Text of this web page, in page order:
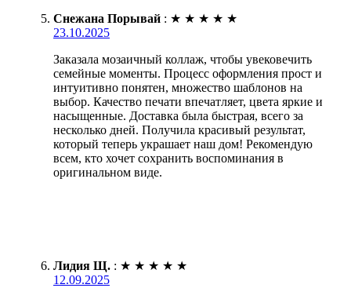
Снежана Порывай : ★ ★ ★ ★ ★
23.10.2025
Заказала мозаичный коллаж, чтобы увековечить
семейные моменты. Процесс оформления прост и
интуитивно понятен, множество шаблонов на
выбор. Качество печати впечатляет, цвета яркие и
насыщенные. Доставка была быстрая, всего за
несколько дней. Получила красивый результат,
который теперь украшает наш дом! Рекомендую
всем, кто хочет сохранить воспоминания в
оригинальном виде.
Лидия Щ. : ★ ★ ★ ★ ★
12.09.2025